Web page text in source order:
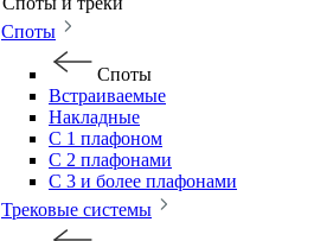
Споты
Споты
Встраиваемые
Накладные
С 1 плафоном
С 2 плафонами
С 3 и более плафонами
Трековые системы